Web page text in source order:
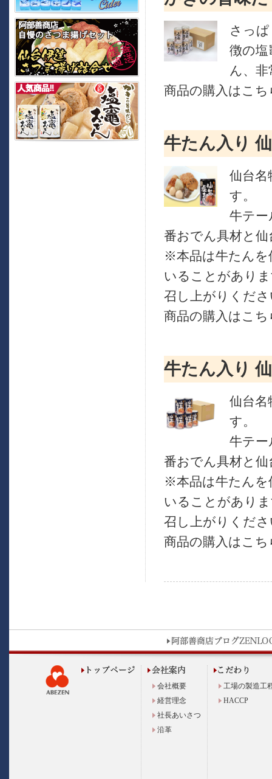
さっ
徴の
ん、
商品の購入はこ
牛たん入り
仙台
す。
牛テ
番おでん具材と
※本品は牛たんを
いることがあり
召し上がりくだ
商品の購入はこ
牛たん入り
仙台
す。
牛テ
番おでん具材と
※本品は牛たんを
いることがあり
召し上がりくだ
商品の購入はこち
会社概要
経営理念
社長あいさつ
沿革
工場の製造工
HACCP